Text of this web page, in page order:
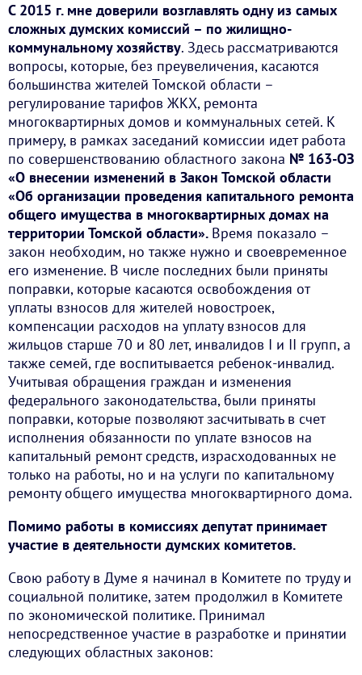
С 2015 г. мне доверили возглавлять одну из самых
сложных думских комиссий – по жилищно-
коммунальному хозяйству. Здесь рассматриваются
вопросы, которые, без преувеличения, касаются
большинства жителей Томской области –
регулирование тарифов ЖКХ, ремонта
многоквартирных домов и коммунальных сетей. К
примеру, в рамках заседаний комиссии идет работа
по совершенствованию областного закона № 163-ОЗ
«О внесении изменений в Закон Томской области
«Об организации проведения капитального ремонта
общего имущества в многоквартирных домах на
территории Томской области». Время показало –
закон необходим, но также нужно и своевременное
его изменение. В числе последних были приняты
поправки, которые касаются освобождения от
уплаты взносов для жителей новостроек,
компенсации расходов на уплату взносов для
жильцов старше 70 и 80 лет, инвалидов I и II групп, а
также семей, где воспитывается ребенок-инвалид.
Учитывая обращения граждан и изменения
федерального законодательства, были приняты
поправки, которые позволяют засчитывать в счет
исполнения обязанности по уплате взносов на
капитальный ремонт средств, израсходованных не
только на работы, но и на услуги по капитальному
ремонту общего имущества многоквартирного дома.
Помимо работы в комиссиях депутат принимает
участие в деятельности думских комитетов.
Свою работу в Думе я начинал в Комитете по труду и
социальной политике, затем продолжил в Комитете
по экономической политике. Принимал
непосредственное участие в разработке и принятии
следующих областных законов: